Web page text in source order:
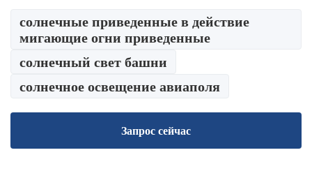
солнечные приведенные в действие
мигающие огни приведенные
солнечный свет башни
солнечное освещение авиаполя
Запрос сейчас